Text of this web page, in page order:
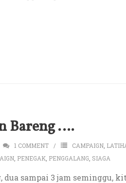
Bareng ….
1 COMMENT CAMPAIGN,
, PENEGAK, PENGGALANG SIAGA
dua sampai 3 jam seminggu,